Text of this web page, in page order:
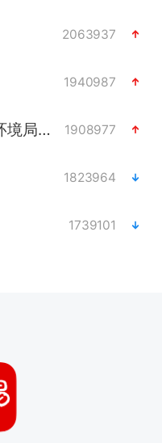
2063937
1940987
新疆生产建设兵团生态环境局原局长被查 1908977
1823964
1739101